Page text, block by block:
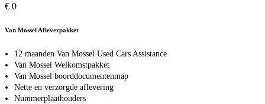
€ 0
Van Mossel Afleverpakket
12 maanden Van Mossel Used Cars Assistance
Van Mossel Welkomstpakket
Van Mossel boorddocumentenmap
Nette en verzorgde aflevering
Nummerplaathouders